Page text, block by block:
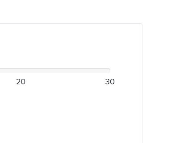
20 30